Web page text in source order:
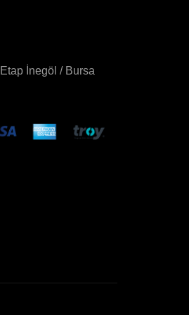
İnegöl / Bursa